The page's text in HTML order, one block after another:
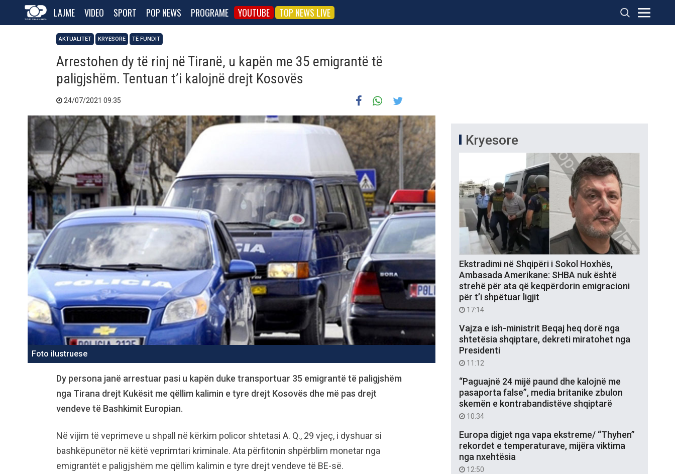
LAJME VIDEO SPORT POP NEWS PROGRAME YOUTUBE TOP NEWS LIVE
AKTUALITET KRYESORE TË FUNDIT
Arrestohen dy të rinj në Tiranë, u kapën me 35 emigrantë të
paligjshëm. Tentuan t’i kalojnë drejt Kosovës
24/07/2021 09:35
Foto ilustruese
Dy persona janë arrestuar pasi u kapën duke transportuar 35 emigrantë të paligjshëm
nga Tirana drejt Kukësit me qëllim kalimin e tyre drejt Kosovës dhe më pas drejt
vendeve të Bashkimit Europian.
Në vijim të veprimeve u shpall në kërkim policor shtetasi A. Q., 29 vjeç, i dyshuar si
bashkëpunëtor në këtë veprimtari kriminale. Ata përfitonin shpërblim monetar nga
emigrantët e paligjshëm me qëllim kalimin e tyre drejt vendeve të BE-së.
Kryesore
Ekstradimi në Shqipëri i Sokol Hoxhës,
Ambasada Amerikane: SHBA nuk është
strehë për ata që keqpërdorin emigracioni
për t’i shpëtuar ligjit
17:14
Vajza e ish-ministrit Beqaj heq dorë nga
shtetësia shqiptare, dekreti miratohet nga
Presidenti
11:12
“Paguajnë 24 mijë paund dhe kalojnë me
pasaporta false”, media britanike zbulon
skemën e kontrabandistëve shqiptarë
10:34
Europa digjet nga vapa ekstreme/ “Thyhen”
rekordet e temperaturave, mijëra viktima
nga nxehtësia
12:50